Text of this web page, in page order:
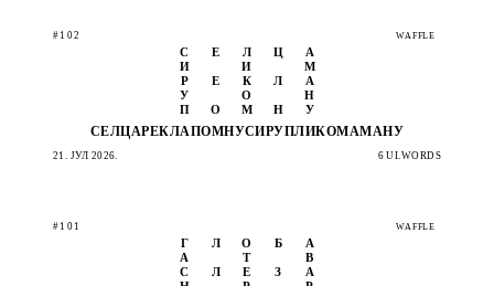
#102 WAFFLE
С Е Л Ц
А
И
И
М
Р
Е К Л
А
У
О
Н
П
О М Н У
СЕЛЦАРЕКЛАПОМНУСИРУПЛИКОМАМАНУ
21. ЈУЛ 2026. 6 UI.WORDS
#101 WAFFLE
Г Л О Б
А
А
Т
В
С
Л Е З
А